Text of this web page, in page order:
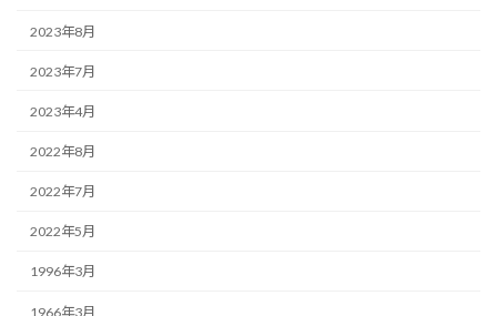
2023年8月
2023年7月
2023年4月
2022年8月
2022年7月
2022年5月
1996年3月
1966年3月